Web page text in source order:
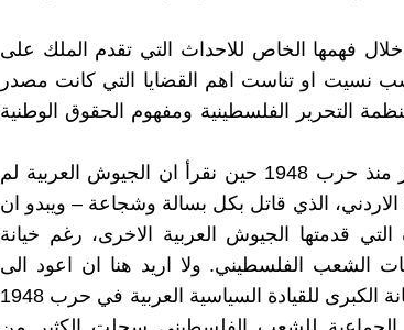
فهمها الخاص للاحداث التي تقدم الملك على
نسيت او تناست اهم القضايا التي كانت مصدر
التحرير الفلسطينية ومفهوم الحقوق الوطنية
يبدأ تحوير التاريخ عند الملكة نور منذ حرب 1948 حين نقرأ ان الجيوش العربية لم
الاردني، الذي قاتل بكل بسالة وشجاعة – ويبدو ان
قدمتها الجيوش العربية الاخرى، رغم خيانة
الشعب الفلسطيني. ولا اريد هنا ان اعود الى
الوثائق السياسية التي اثبتت الخيانة الكبرى للقيادة السياسية العربية في حرب 1948